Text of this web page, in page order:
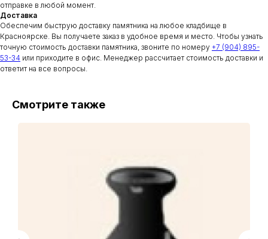
отправке в любой момент.
Доставка
Обеспечим быструю доставку памятника на любое кладбище в
Красноярске. Вы получаете заказ в удобное время и место. Чтобы узнать
точную стоимость доставки памятника, звоните по номеру +7 (904) 895-
53-34 или приходите в офис. Менеджер рассчитает стоимость доставки и
ответит на все вопросы.
Смотрите также